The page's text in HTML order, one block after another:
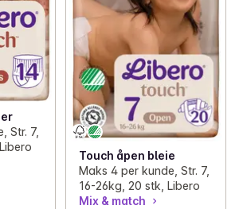
Str. 7,
Touch åpen bleie
Maks 4 per kunde, Str. 7,
16-26kg, 20 stk, Libero
Mix & match